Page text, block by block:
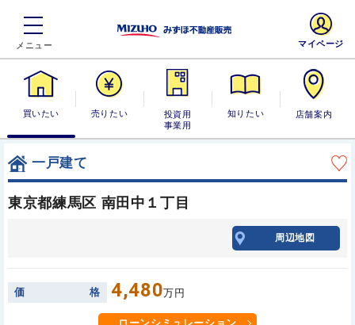
買いたい 売りたい
投資用・事業
用
知りたい 店舗案内
マイページ
一戸建て
東京都練馬区 南田中１丁目
周辺地図
価 格 4,480万円